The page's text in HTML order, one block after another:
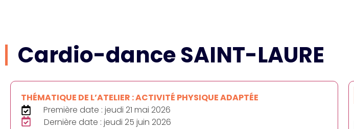
Cardio-dance SAINT-LAURE
THÉMATIQUE DE L’ATELIER : ACTIVITÉ PHYSIQUE ADAPTÉE
Première date : jeudi 21 mai 2026
Dernière date : jeudi 25 juin 2026